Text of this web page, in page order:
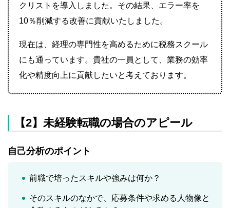
クリストを導入しました。その結果、エラー率を
10％削減する改善に貢献いたしました。
現在は、経理の専門性を高めるために税務スクール
にも通っています。貴社の一員として、業務の効率
化や精度向上に貢献したいと考えております。
【2】未経験転職の場合のアピール
自己分析のポイント
前職で培ったスキルや強みは何か？
そのスキルのなかで、応募条件や求める人物像と